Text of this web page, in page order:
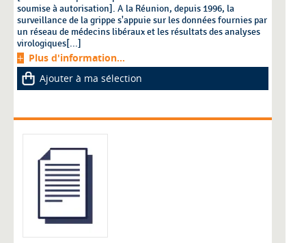
soumise à autorisation]. A la Réunion, depuis 1996, la
surveillance de la grippe s'appuie sur les données fournies par
un réseau de médecins libéraux et les résultats des analyses
virologiques[...]
Plus d'information...
Ajouter à ma sélection